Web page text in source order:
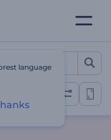
ンプレー
language